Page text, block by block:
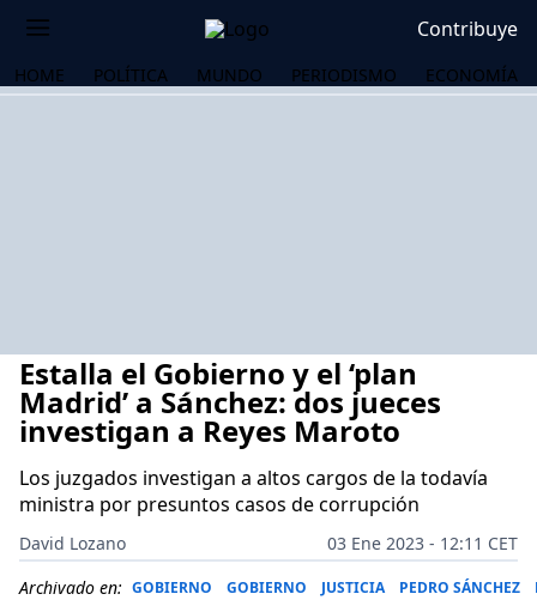
Contribuye
HOME POLÍTICA MUNDO PERIODISMO ECONOMÍA
Estalla el Gobierno y el ‘plan
Madrid’ a Sánchez: dos jueces
investigan a Reyes Maroto
Los juzgados investigan a altos cargos de la todavía
ministra por presuntos casos de corrupción
David Lozano
03 Ene 2023 - 12:11 CET
Archivado en: GOBIERNO GOBIERNO JUSTICIA PEDRO SÁNCHEZ